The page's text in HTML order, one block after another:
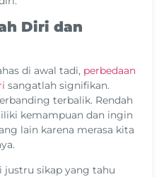
Diri dan
di awal tadi, perbedaan
sangatlah signifikan.
terbalik. Rendah
kemampuan dan ingin
lain karena merasa kita
justru sikap yang tahu